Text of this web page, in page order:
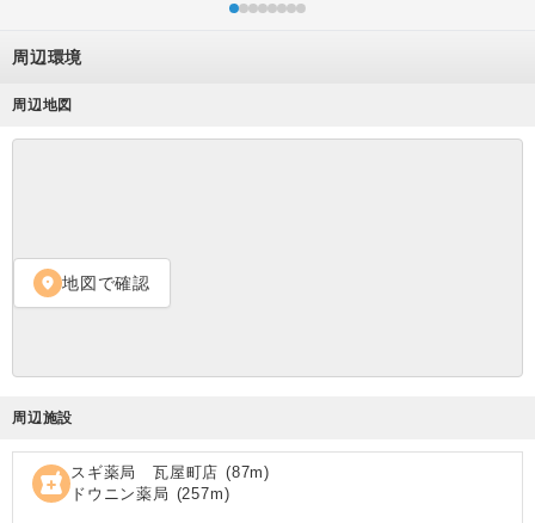
周辺環境
周辺地図
location_on 地図で確認
周辺施設
local_pharmacy スギ薬局 瓦屋町店 (87m)
ドウニン薬局 (257m)